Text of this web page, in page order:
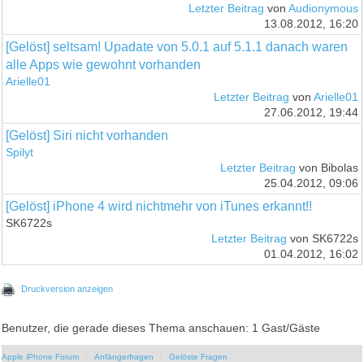
Letzter Beitrag von Audionymous
13.08.2012, 16:20
[Gelöst] seltsam! Upadate von 5.0.1 auf 5.1.1 danach waren
alle Apps wie gewohnt vorhanden
Arielle01
Letzter Beitrag von Arielle01
27.06.2012, 19:44
[Gelöst] Siri nicht vorhanden
Spilyt
Letzter Beitrag von Bibolas
25.04.2012, 09:06
[Gelöst] iPhone 4 wird nichtmehr von iTunes erkannt!!
SK6722s
Letzter Beitrag von SK6722s
01.04.2012, 16:02
Druckversion anzeigen
Benutzer, die gerade dieses Thema anschauen: 1 Gast/Gäste
Apple iPhone Forum Anfängerfragen Gelöste Fragen